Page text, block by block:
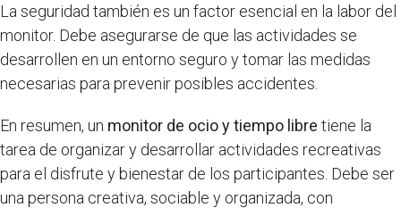
La seguridad también es un factor esencial en la labor del
monitor. Debe asegurarse de que las actividades se
desarrollen en un entorno seguro y tomar las medidas
necesarias para prevenir posibles accidentes.
En resumen, un monitor de ocio y tiempo libre tiene la
tarea de organizar y desarrollar actividades recreativas
para el disfrute y bienestar de los participantes. Debe ser
una persona creativa, sociable y organizada, con